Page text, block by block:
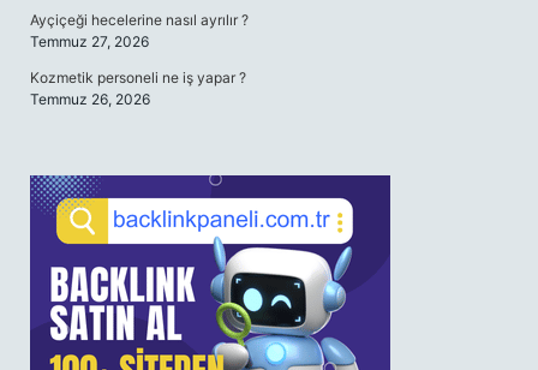
Ayçiçeği hecelerine nasıl ayrılır ?
Temmuz 27, 2026
Kozmetik personeli ne iş yapar ?
Temmuz 26, 2026